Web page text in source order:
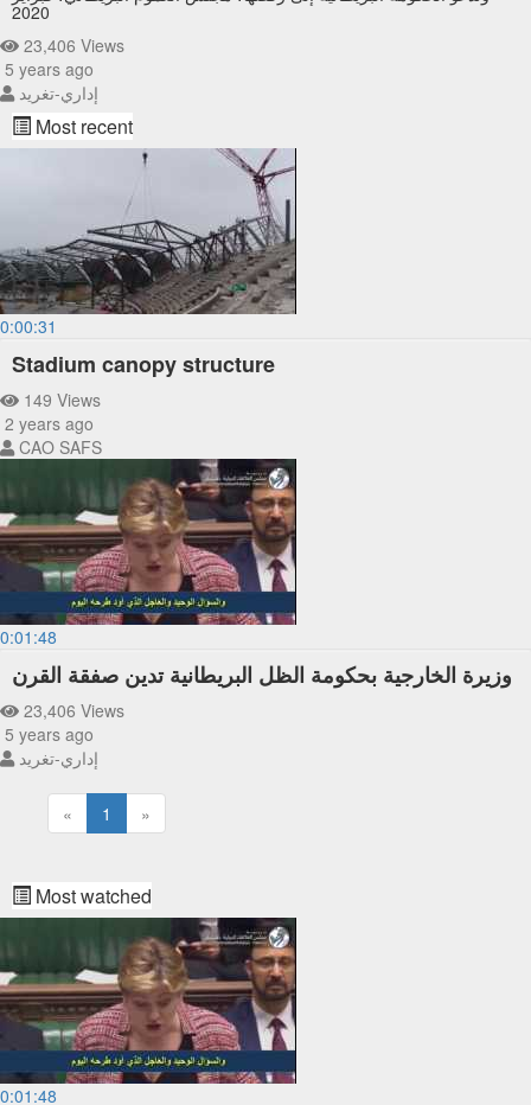
2020
23,406 Views
5 years ago
إداري-تغريد
Most recent
0:00:31
Stadium canopy structure
149 Views
2 years ago
CAO SAFS
0:01:48
وزيرة الخارجية بحكومة الظل البريطانية تدين صفقة القرن
23,406 Views
5 years ago
إداري-تغريد
« 1 »
Most watched
0:01:48